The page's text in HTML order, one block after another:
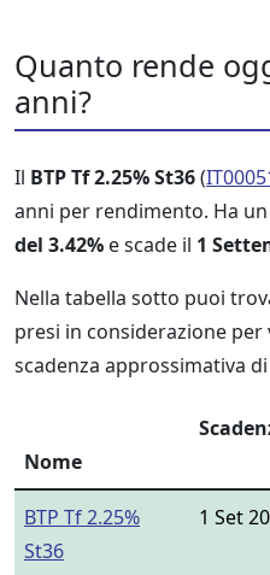
Quanto rende
anni?
Il BTP Tf 2.25% St36(
anni per rendimento. Ha un
del 3.42% e scade il 1
Nella tabella sotto puoi
presi in considerazione
scadenza approssimativa
Nome
BTP Tf 2.25%
St36
1 Set